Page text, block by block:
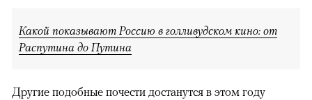
Какой показывают Россию в голливудском кино: от
Распутина до Путина
Другие подобные почести достанутся в этом году